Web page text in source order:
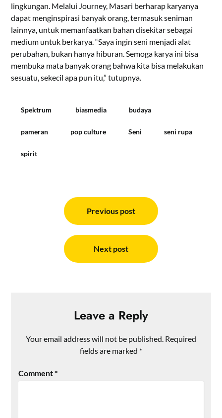
lingkungan. Melalui Journey, Masari berharap karyanya
dapat menginspirasi banyak orang, termasuk seniman
lainnya, untuk memanfaatkan bahan disekitar sebagai
medium untuk berkarya. “Saya ingin seni menjadi alat
perubahan, bukan hanya hiburan. Semoga karya ini bisa
membuka mata banyak orang bahwa kita bisa melakukan
sesuatu, sekecil apa pun itu,” tutupnya.
Spektrum biasmedia budaya
pameran pop culture Seni seni rupa
spirit
navigation
Previous post
Next post
Leave a Reply
Your email address will not be published. Required
fields are marked *
Comment*